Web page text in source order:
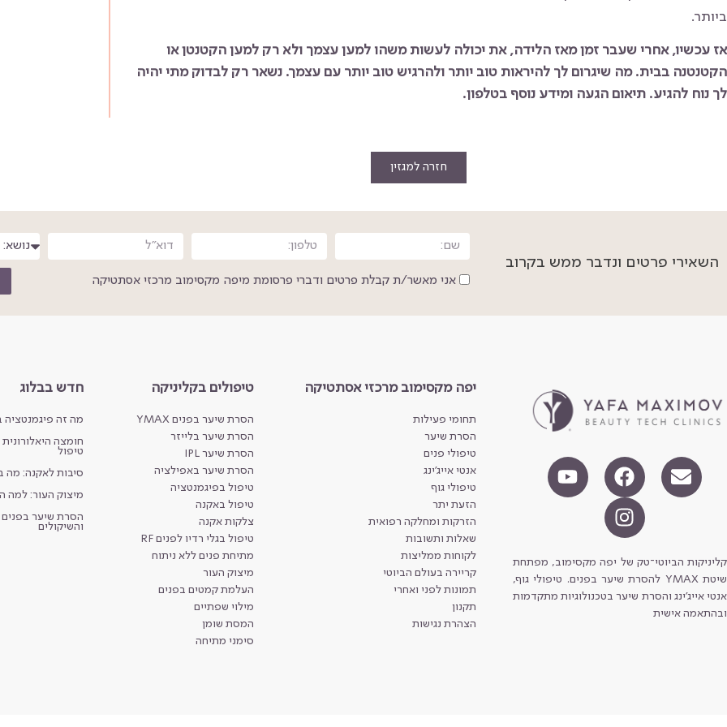
ביותר.
אז עכשיו, אחרי שעבר זמן מאז הלידה, את יכולה לעשות משהו למען עצמך ולא רק למען הקטנטן או
הקטנטנה בבית. מה שיגרום לך להיראות טוב יותר ולהרגיש טוב יותר עם עצמך. נשאר רק לבדוק מתי יהיה
לך נוח להגיע. תיאום הגעה ומידע נוסף בטלפון.
חזרה למגזין
השאירי פרטים ונדבר ממש בקרוב
אני מאשר/ת קבלת פרטים ודברי פרסומת מיפה מקסימוב מרכזי אסתטיקה
קליניקות הביוטי־טק של יפה מקסימוב, מפתחת
שיטת YMAX להסרת שיער בפנים. טיפולי גוף,
אנטי אייג'ינג והסרת שיער בטכנולוגיות מתקדמות
ובהתאמה אישית
יפה מקסימוב מרכזי אסתטיקה
תחומי פעילות
הסרת שיער
טיפולי פנים
אנטי אייג'ינג
טיפולי גוף
הזעת יתר
הזרקות ומחלקה רפואית
שאלות ותשובות
לקוחות ממליצות
קריירה בעולם הביוטי
תמונות לפני ואחרי
תקנון
הצהרת נגישות
טיפולים בקליניקה
הסרת שיער בפנים YMAX
הסרת שיער בלייזר
הסרת שיער IPL
הסרת שיער באפילציה
טיפול בפיגמנטציה
טיפול באקנה
צלקות אקנה
טיפול בגלי רדיו לפנים RF
מתיחת פנים ללא ניתוח
מיצוק העור
העלמת קמטים בפנים
מילוי שפתיים
המסת שומן
סימני מתיחה
חדש בבלוג
מה זה פיגמנטציה
חומצה
טיפול
סיבות לאקנה: מה
מיצוק העור: למה
הסרת שיער בפנים
והשיקולים